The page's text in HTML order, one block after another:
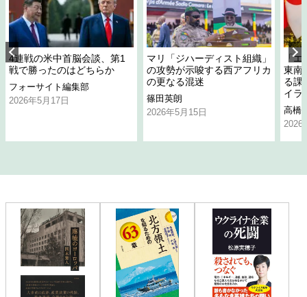
4連戦の米中首脳会談、第1
戦で勝ったのはどちらか
フォーサイト編集部
2026年5月17日
マリ「ジハーディスト組織」
の攻勢が示唆する西アフリカ
の更なる混迷
篠田英朗
2026年5月15日
「
東南
る課
イラ
高橋
2026